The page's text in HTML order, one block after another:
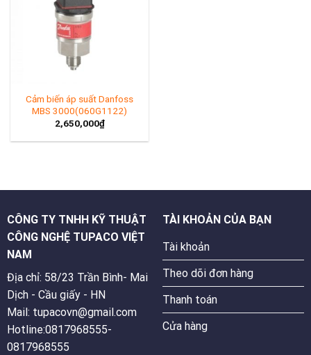
Cảm biến áp suất Danfoss
MBS 3000(060G1122)
2,650,000₫
CÔNG TY TNHH KỸ THUẬT
CÔNG NGHỆ TUPACO VIỆT
NAM
Địa chỉ: 58/23 Trần Bình- Mai
Dịch - Cầu giấy - HN
Mail: tupacovn@gmail.com
Hotline:0817968555-
0817968555
TÀI KHOẢN CỦA BẠN
Tài khoản
Theo dõi đơn hàng
Thanh toán
Cửa hàng